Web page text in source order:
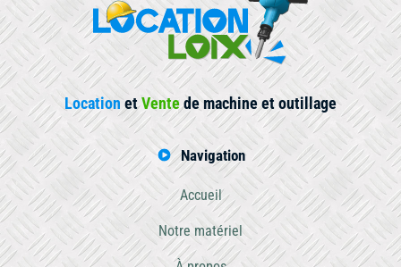
LocationetVentede machine et outillage
Navigation
Accueil
Notre matériel